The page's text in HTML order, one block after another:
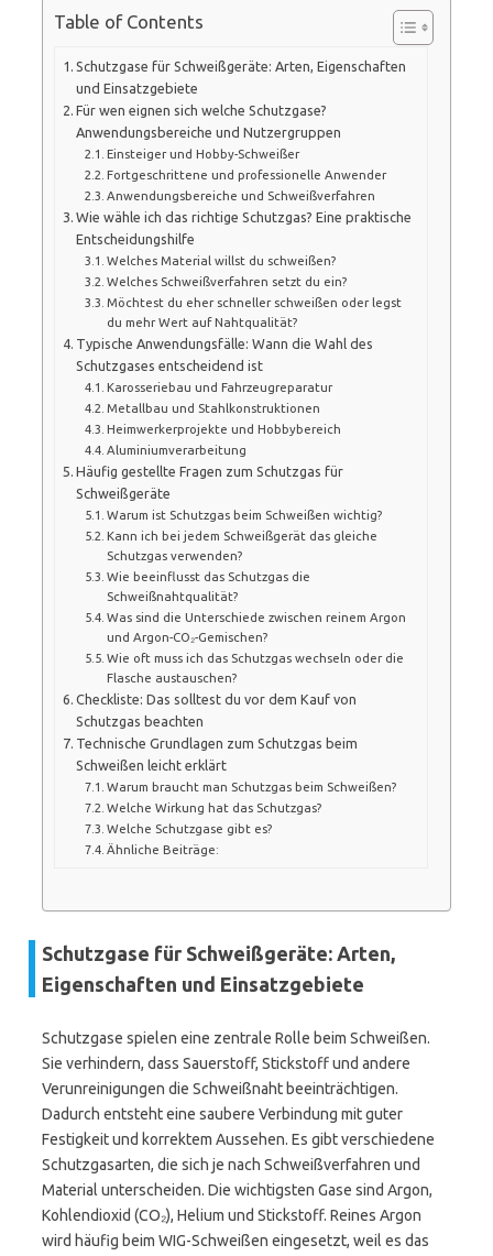
Table of Contents
Schutzgase für Schweißgeräte: Arten, Eigenschaften
und Einsatzgebiete
Für wen eignen sich welche Schutzgase?
Anwendungsbereiche und Nutzergruppen
Einsteiger und Hobby-Schweißer
Fortgeschrittene und professionelle Anwender
Anwendungsbereiche und Schweißverfahren
Wie wähle ich das richtige Schutzgas? Eine praktische
Entscheidungshilfe
Welches Material willst du schweißen?
Welches Schweißverfahren setzt du ein?
Möchtest du eher schneller schweißen oder legst
du mehr Wert auf Nahtqualität?
Typische Anwendungsfälle: Wann die Wahl des
Schutzgases entscheidend ist
Karosseriebau und Fahrzeugreparatur
Metallbau und Stahlkonstruktionen
Heimwerkerprojekte und Hobbybereich
Aluminiumverarbeitung
Häufig gestellte Fragen zum Schutzgas für
Schweißgeräte
Warum ist Schutzgas beim Schweißen wichtig?
Kann ich bei jedem Schweißgerät das gleiche
Schutzgas verwenden?
Wie beeinflusst das Schutzgas die
Schweißnahtqualität?
Was sind die Unterschiede zwischen reinem Argon
und Argon-CO₂-Gemischen?
Wie oft muss ich das Schutzgas wechseln oder die
Flasche austauschen?
Checkliste: Das solltest du vor dem Kauf von
Schutzgas beachten
Technische Grundlagen zum Schutzgas beim
Schweißen leicht erklärt
Warum braucht man Schutzgas beim Schweißen?
Welche Wirkung hat das Schutzgas?
Welche Schutzgase gibt es?
Ähnliche Beiträge:
Schutzgase für Schweißgeräte: Arten,
Eigenschaften und Einsatzgebiete
Schutzgase spielen eine zentrale Rolle beim Schweißen.
Sie verhindern, dass Sauerstoff, Stickstoff und andere
Verunreinigungen die Schweißnaht beeinträchtigen.
Dadurch entsteht eine saubere Verbindung mit guter
Festigkeit und korrektem Aussehen. Es gibt verschiedene
Schutzgasarten, die sich je nach Schweißverfahren und
Material unterscheiden. Die wichtigsten Gase sind Argon,
Kohlendioxid (CO₂), Helium und Stickstoff. Reines Argon
wird häufig beim WIG-Schweißen eingesetzt, weil es das